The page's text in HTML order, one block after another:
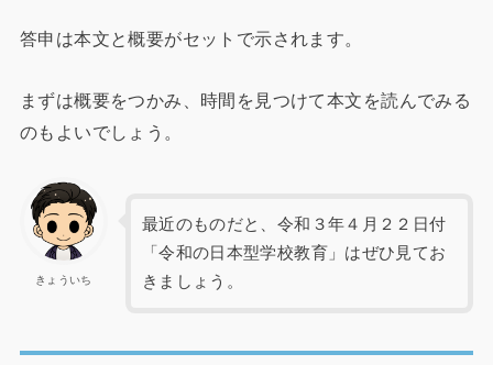
答申は本文と概要がセットで示されます。
まずは概要をつかみ、時間を見つけて本文を読んでみる
のもよいでしょう。
きょういち
最近のものだと、令和３年４月２２日付
「令和の日本型学校教育」はぜひ見てお
きましょう。